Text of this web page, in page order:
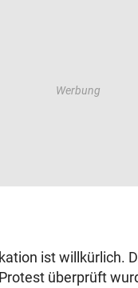
ist willkürlich.
überprüft